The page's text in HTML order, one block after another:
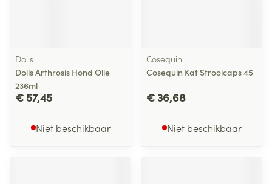
Doils
Doils Arthrosis Hond Olie
236ml
€ 57,45
Niet beschikbaar
Cosequin
Cosequin Kat Strooicaps 45
€ 36,68
Niet beschikbaar